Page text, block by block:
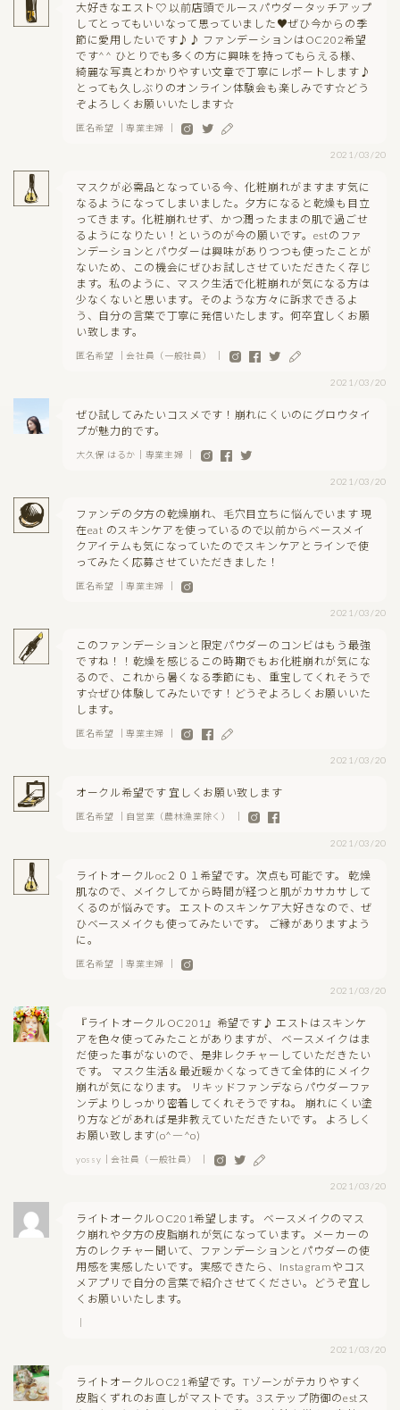
大好きなエスト♡ 以前店頭でルースパウダータッチアップ
してとってもいいなって思っていました♥︎ぜひ今からの季
節に愛用したいです♪♪ ファンデーションはOC202希望
です^^ ひとりでも多くの方に興味を持ってもらえる様、
綺麗な写真とわかりやすい文章で丁寧にレポートします♪
とっても久しぶりのオンライン体験会も楽しみです☆どう
ぞよろしくお願いいたします☆
匿名希望 ｜専業主婦 ｜
2021/03/20
マスクが必需品となっている今、化粧崩れがますます気に
なるようになってしまいました。夕方になると乾燥も目立
ってきます。化粧崩れせず、かつ潤ったままの肌で過ごせ
るようになりたい！というのが今の願いです。estのファ
ンデーションとパウダーは興味がありつつも使ったことが
ないため、この機会にぜひお試しさせていただきたく存じ
ます。私のように、マスク生活で化粧崩れが気になる方は
少なくないと思います。そのような方々に訴求できるよ
う、自分の言葉で丁寧に発信いたします。何卒宜しくお願
い致します。
匿名希望 ｜会社員（一般社員） ｜
2021/03/20
ぜひ試してみたいコスメです！崩れにくいのにグロウタイ
プが魅力的です。
大久保 はるか｜専業主婦 ｜
2021/03/20
ファンデの夕方の乾燥崩れ、毛穴目立ちに悩んでいます 現
在eat のスキンケアを使っているので以前からベースメイ
クアイテムも気になっていたのでスキンケアとラインで使
ってみたく応募させていただきました！
匿名希望 ｜専業主婦 ｜
2021/03/20
このファンデーションと限定パウダーのコンビはもう最強
ですね！！乾燥を感じるこの時期でもお化粧崩れが気にな
るので、これから暑くなる季節にも、重宝してくれそうで
す☆ぜひ体験してみたいです！どうぞよろしくお願いいた
します。
匿名希望 ｜専業主婦 ｜
2021/03/20
オークル希望です 宜しくお願い致します
匿名希望 ｜自営業（農林漁業除く） ｜
2021/03/20
ライトオークルoc２０１希望です。次点も可能です。 乾燥
肌なので、メイクしてから時間が経つと肌がカサカサして
くるのが悩みです。 エストのスキンケア大好きなので、ぜ
ひベースメイクも使ってみたいです。 ご縁がありますよう
に。
匿名希望 ｜専業主婦 ｜
2021/03/20
『ライトオークルOC201』希望です♪ エストはスキンケ
アを色々使ってみたことがありますが、 ベースメイクはま
だ使った事がないので、是非レクチャーしていただきたい
です。 マスク生活＆最近暖かくなってきて全体的にメイク
崩れが気になります。 リキッドファンデならパウダーファ
ンデよりしっかり密着してくれそうですね。 崩れにくい塗
り方などがあれば是非教えていただきたいです。 よろしく
お願い致します(o^―^o)
yossy｜会社員（一般社員） ｜
2021/03/20
ライトオークルOC201希望します。 ベースメイクのマス
ク崩れや夕方の皮脂崩れが気になっています。メーカーの
方のレクチャー聞いて、ファンデーションとパウダーの使
用感を実感したいです。実感できたら、Instagramやコス
メアプリで自分の言葉で紹介させてください。どうぞ宜し
くお願いいたします。
2021/03/20
ライトオークルOC21希望です。Tゾーンがテカりやすく
皮脂くずれのお直しがマストです。3ステップ防御のestス